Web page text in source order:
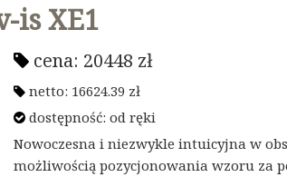
is XE1
cena: 20448 zł
netto: 16624.39 zł
dostępność: od ręki
Nowoczesna i niezwykle intuicyjna w
możliwością pozycjonowania wzoru za